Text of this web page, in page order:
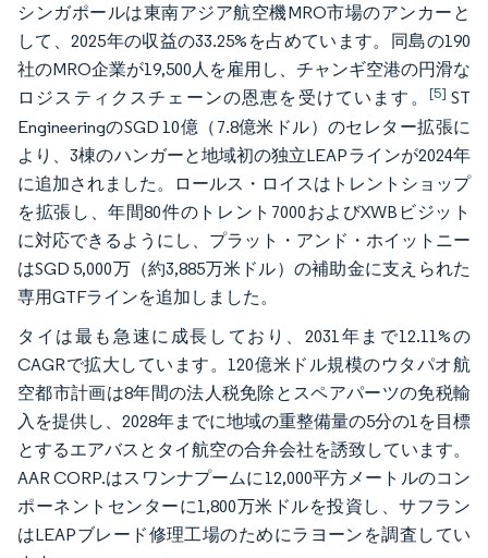
シンガポールは東南アジア航空機MRO市場のアンカーと
して、2025年の収益の33.25%を占めています。同島の190
社のMRO企業が19,500人を雇用し、チャンギ空港の円滑な
ロジスティクスチェーンの恩恵を受けています。 [5] ST
EngineeringのSGD 10億（7.8億米ドル）のセレター拡張に
より、3棟のハンガーと地域初の独立LEAPラインが2024年
に追加されました。ロールス・ロイスはトレントショップ
を拡張し、年間80件のトレント7000およびXWBビジット
に対応できるようにし、プラット・アンド・ホイットニー
はSGD 5,000万（約3,885万米ドル）の補助金に支えられた
専用GTFラインを追加しました。
タイは最も急速に成長しており、2031年まで12.11%の
CAGRで拡大しています。120億米ドル規模のウタパオ航
空都市計画は8年間の法人税免除とスペアパーツの免税輸
入を提供し、2028年までに地域の重整備量の5分の1を目標
とするエアバスとタイ航空の合弁会社を誘致しています。
AAR CORP.はスワンナプームに12,000平方メートルのコン
ポーネントセンターに1,800万米ドルを投資し、サフラン
はLEAPブレード修理工場のためにラヨーンを調査してい